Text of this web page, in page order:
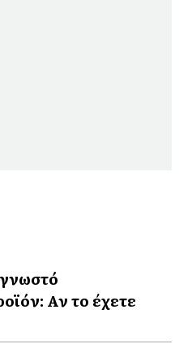
Αν το έχετε